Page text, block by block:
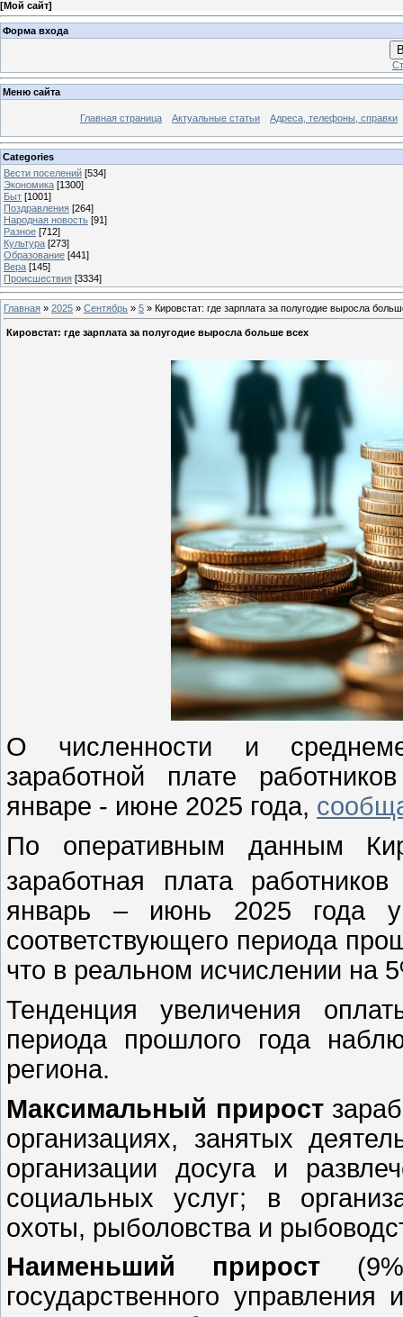
[Мой сайт]
Форма входа
Меню сайта
Главная страница Актуальные статьи Адреса, телефоны, справки
Categories
Вести поселений [534]
Экономика [1300]
Быт [1001]
Поздравления [264]
Народная новость [91]
Разное [712]
Культура [273]
Образование [441]
Вера [145]
Происшествия [3334]
Главная » 2025 » Сентябрь » 5 » Кировстат: где зарплата за полугодие выросла
Кировстат: где зарплата за полугодие выросла больше всех
О численности и
заработной плате
январе - июне 2025 года,
По оперативным данным
заработная плата работников
январь – июнь 2025 года
соответствующего периода
что в реальном исчислении на
Тенденция увеличения
периода прошлого года
региона.
Максимальный прирост
организациях, занятых
организации досуга и
социальных услуг; в
охоты, рыболовства и
Наименьший прирост
государственного